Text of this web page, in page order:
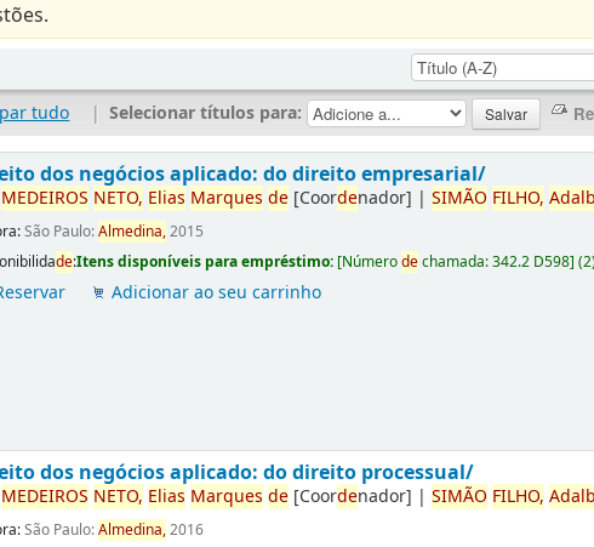
tudo | Selecionar títulos para:
dos negócios aplicado: do direito empresarial/
MEDEIROS NETO, Elias Marques de [Coordenador] |SIMÃO FILHO,
São Paulo:Almedina,2015
de:Itens disponíveis para empréstimo: [Númerodechamada:342.2 D598]
Adicionar ao seu carrinho
dos negócios aplicado: do direito processual/
MEDEIROS NETO, Elias Marques de [Coordenador] |SIMÃO FILHO,
São Paulo:Almedina,2016